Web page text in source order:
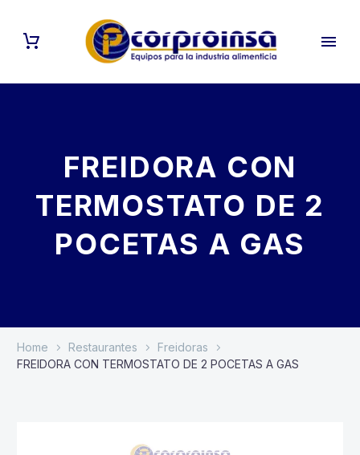
FREIDORA CON
TERMOSTATO DE 2
POCETAS A GAS
Home Restaurantes
Freidoras
FREIDORA CON TERMOSTATO DE 2 POCETAS A GAS